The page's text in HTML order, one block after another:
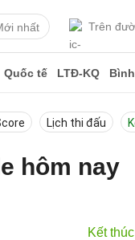
nhất Trên
Quốc tế LTĐ-KQ
Lịch thi đấu
hôm nay
Kết thúc